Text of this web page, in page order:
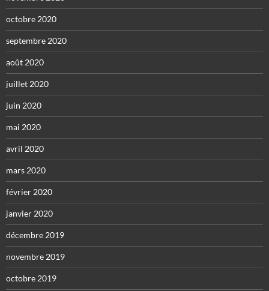
octobre 2020
septembre 2020
août 2020
juillet 2020
juin 2020
mai 2020
avril 2020
mars 2020
février 2020
janvier 2020
décembre 2019
novembre 2019
octobre 2019